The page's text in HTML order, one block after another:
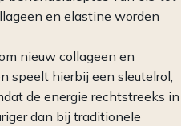
en elastine worden
nieuw collageen en
speelt hierbij een sleutelrol,
de energie rechtstreeks in
dan bij traditionele